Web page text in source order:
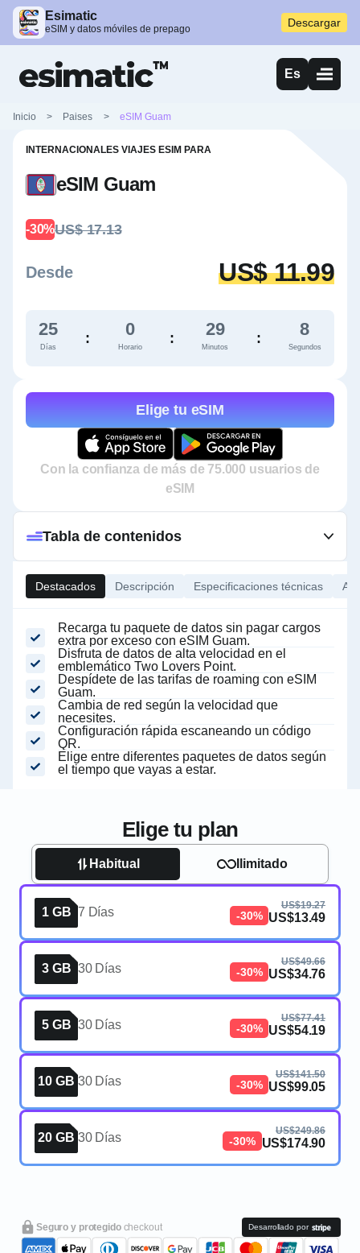
Esimatic
eSIM y datos móviles de prepago Descargar
Es
Inicio > Paises > eSIM Guam
INTERNACIONALES VIAJES ESIM PARA
eSIM Guam
-30%US$ 17.13
Desde US$ 11.99
25
Días
: 0
Horario
: 29
Minutos
: 7
Segundos
Elige tu eSIM
Con la confianza de más de 75.000 usuarios de
eSIM
Destacados Descripción Especificaciones técnicas
Recarga tu paquete de datos sin pagar cargos
extra por exceso con eSIM Guam.
Disfruta de datos de alta velocidad en el
emblemático Two Lovers Point.
Despídete de las tarifas de roaming con eSIM
Guam.
Cambia de red según la velocidad que
necesites.
Configuración rápida escaneando un código
QR.
Elige entre diferentes paquetes de datos según
el tiempo que vayas a estar.
Tabla de contenidos
Elige tu plan
Habitual Ilimitado
1 GB 7 Días -30%
US$19.27
US$13.49
3 GB 30 Días -30%
US$49.66
US$34.76
5 GB 30 Días -30%
US$77.41
US$54.19
10 GB 30 Días -30%
US$141.50
US$99.05
20 GB 30 Días -30%
US$249.86
US$174.90
Seguro y protegido checkout Desarrollado por